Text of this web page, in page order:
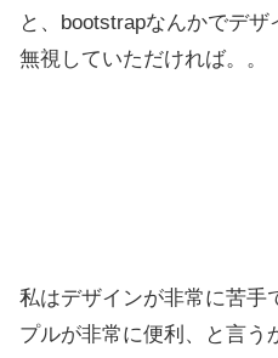
と、bootstrapなんかでデ
無視していただければ。。
私はデザインが非常に苦手
プルが非常に便利、と言う